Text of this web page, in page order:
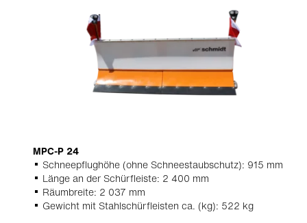
MPC-P 24
Schneepflughöhe (ohne Schneestaubschutz): 915 mm
Länge an der Schürfleiste: 2 400 mm
Räumbreite: 2 037 mm
Gewicht mit Stahlschürfleisten ca. (kg): 522 kg